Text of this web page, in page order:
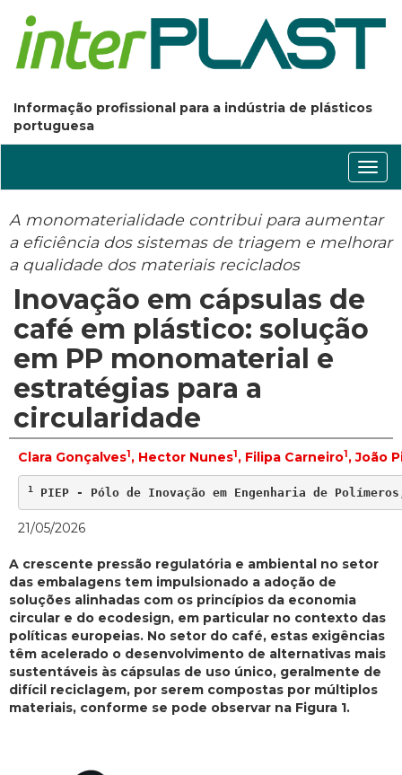
Informação profissional para a indústria de plásticos
portuguesa
A monomaterialidade contribui para aumentar
a eficiência dos sistemas de triagem e melhorar
a qualidade dos materiais reciclados
Inovação em cápsulas de
café em plástico: solução
em PP monomaterial e
estratégias para a
circularidade
Clara Gonçalves1 , Hector Nunes1 , Filipa Carneiro1 , João
1 PIEP - Pólo de Inovação em Engenharia de
21/05/2026
A crescente pressão regulatória e ambiental no setor
das embalagens tem impulsionado a adoção de
soluções alinhadas com os princípios da economia
circular e do ecodesign, em particular no contexto das
políticas europeias. No setor do café, estas exigências
têm acelerado o desenvolvimento de alternativas mais
sustentáveis às cápsulas de uso único, geralmente de
difícil reciclagem, por serem compostas por múltiplos
materiais, conforme se pode observar na Figura 1.